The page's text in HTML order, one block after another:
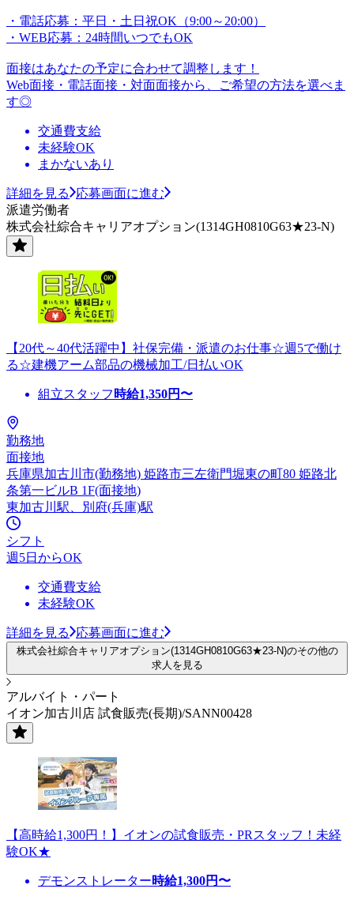
・電話応募：平日・土日祝OK（9:00～20:00）
・WEB応募：24時間いつでもOK
面接はあなたの予定に合わせて調整します！
Web面接・電話面接・対面面接から、ご希望の方法を選べま
す◎
交通費支給
未経験OK
まかないあり
詳細を見る
応募画面に進む
派遣労働者
株式会社綜合キャリアオプション(1314GH0810G63★23-N)
【20代～40代活躍中】社保完備・派遣のお仕事☆週5で働け
る☆建機アーム部品の機械加工/日払いOK
組立スタッフ 時給1,350円〜
勤務地
面接地
兵庫県加古川市(勤務地) 姫路市三左衛門堀東の町80 姫路北
条第一ビルB 1F(面接地)
東加古川駅、別府(兵庫)駅
シフト
週5日からOK
交通費支給
未経験OK
詳細を見る 応募画面に進む
株式会社綜合キャリアオプション(1314GH0810G63★23-N)のその他の
求人を見る
アルバイト・パート
イオン加古川店 試食販売(長期)/SANN00428
【高時給1,300円！】イオンの試食販売・PRスタッフ！未経
験OK★
デモンストレーター時給1,300円〜